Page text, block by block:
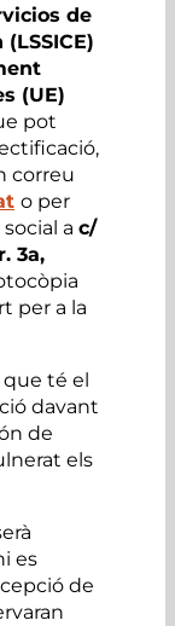
de
(UE)
pot
correu
o per
a c/
3a,
per a la
té el
davant
de
els
es
de